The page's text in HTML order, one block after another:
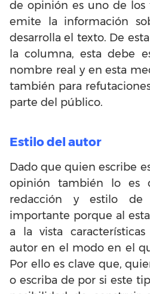
de opinión es uno de los
emite la información
desarrolla el texto. De
la columna, esta debe
nombre real y en esta
también para
parte del público.
Estilo del autor
Dado que quien escribe
opinión también lo es
redacción y estilo de
importante porque al
a la vista
autor en el modo en el
Por ello es clave que,
o escriba de por si este